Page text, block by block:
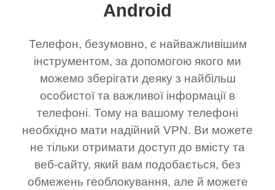
Android
Телефон, безумовно, є найважливішим
інструментом, за допомогою якого ми
можемо зберігати деяку з найбільш
особистої та важливої інформації в
телефоні. Тому на вашому телефоні
необхідно мати надійний VPN. Ви можете
не тільки отримати доступ до вмісту та
веб-сайту, який вам подобається, без
обмежень геоблокування, але й можете